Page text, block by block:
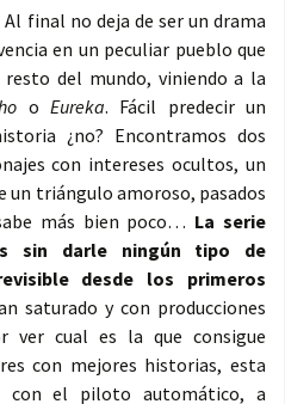
Al final no deja de ser un drama
en un peculiar pueblo que
del mundo, viniendo a la
o Eureka. Fácil predecir un
¿no? Encontramos dos
con intereses ocultos, un
un triángulo amoroso, pasados
más bien poco… La serie
sin darle ningún tipo de
desde los primeros
saturado y con producciones
ver cual es la que consigue
con mejores historias, esta
con el piloto automático, a